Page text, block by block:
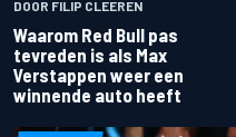
DOOR FILIP CLEEREN
Waarom Red Bull pas
tevreden is als Max
Verstappen weer een
winnende auto heeft